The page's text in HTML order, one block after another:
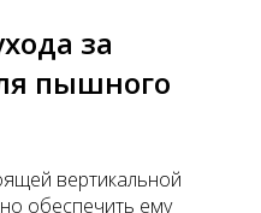
за
пышного
вертикальной
обеспечить ему